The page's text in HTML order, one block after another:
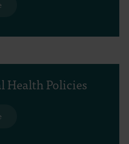
Policies